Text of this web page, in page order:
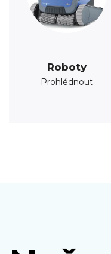
Roboty
Prohlédnout